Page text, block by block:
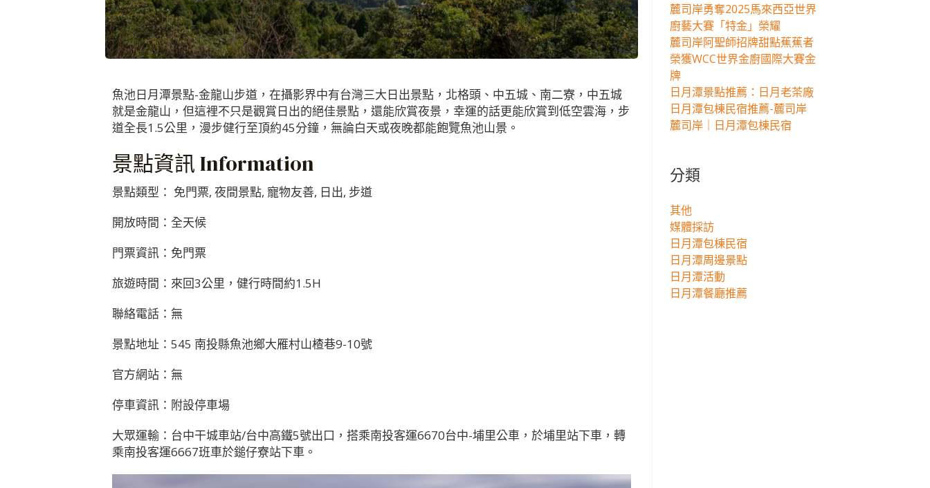
魚池日月潭景點-金龍山步道，在攝影界中有台灣三大日出景點，北格頭、中五城、南二寮，中五城
就是金龍山，但這裡不只是觀賞日出的絕佳景點，還能欣賞夜景，幸運的話更能欣賞到低空雲海，步
道全長1.5公里，漫步健行至頂約45分鐘，無論白天或夜晚都能飽覽魚池山景。
景點資訊 Information
景點類型： 免門票, 夜間景點, 寵物友善, 日出, 步道
開放時間：全天候
門票資訊：免門票
旅遊時間：來回3公里，健行時間約1.5H
聯絡電話：無
景點地址：545 南投縣魚池鄉大雁村山楂巷9-10號
官方網站：無
停車資訊：附設停車場
大眾運輸：台中干城車站/台中高鐵5號出口，搭乘南投客運6670台中-埔里公車，於埔里站下車，轉
乘南投客運6667班車於鎚仔寮站下車。
麓司岸勇奪2025馬來西亞世界
廚藝大賽「特金」榮耀
麓司岸阿聖師招牌甜點蕉蕉者
榮獲WCC世界金廚國際大賽金
牌
日月潭景點推薦：日月老茶廠
日月潭包棟民宿推薦-麓司岸
麓司岸｜日月潭包棟民宿
分類
其他
媒體採訪
日月潭包棟民宿
日月潭周邊景點
日月潭活動
日月潭餐廳推薦